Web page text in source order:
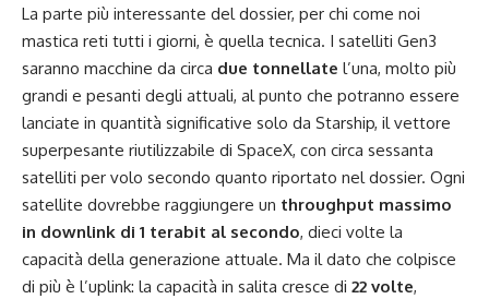
La parte più interessante del dossier, per chi come noi
mastica reti tutti i giorni, è quella tecnica. I satelliti Gen3
saranno macchine da circa due tonnellate l’una, molto più
grandi e pesanti degli attuali, al punto che potranno essere
lanciate in quantità significative solo da Starship, il vettore
superpesante riutilizzabile di SpaceX, con circa sessanta
satelliti per volo secondo quanto riportato nel dossier. Ogni
satellite dovrebbe raggiungere un throughput massimo
in downlink di 1 terabit al secondo, dieci volte la
capacità della generazione attuale. Ma il dato che colpisce
di più è l’uplink: la capacità in salita cresce di 22 volte,